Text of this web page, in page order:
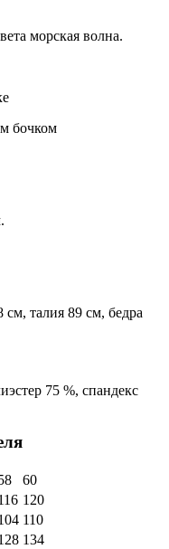
морская волна.
бочком
талия 89 см, бедра
75 %, спандекс
60
120
110
134